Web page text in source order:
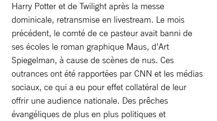
Harry Potter et de Twilight après la messe
dominicale, retransmise en livestream. Le mois
précédent, le comté de ce pasteur avait banni de
ses écoles le roman graphique Maus, d’Art
Spiegelman, à cause de scènes de nus. Ces
outrances ont été rapportées par CNN et les médias
sociaux, ce qui a eu pour effet collatéral de leur
offrir une audience nationale. Des prêches
évangéliques de plus en plus politiques et